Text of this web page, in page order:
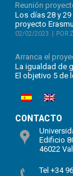
Reunión
Los días 28 y
proyecto
02/02/2023 POR
Arranca el
La igualdad de
El objetivo 5 de
CONTACTO
Edificio
46022
Tel +34